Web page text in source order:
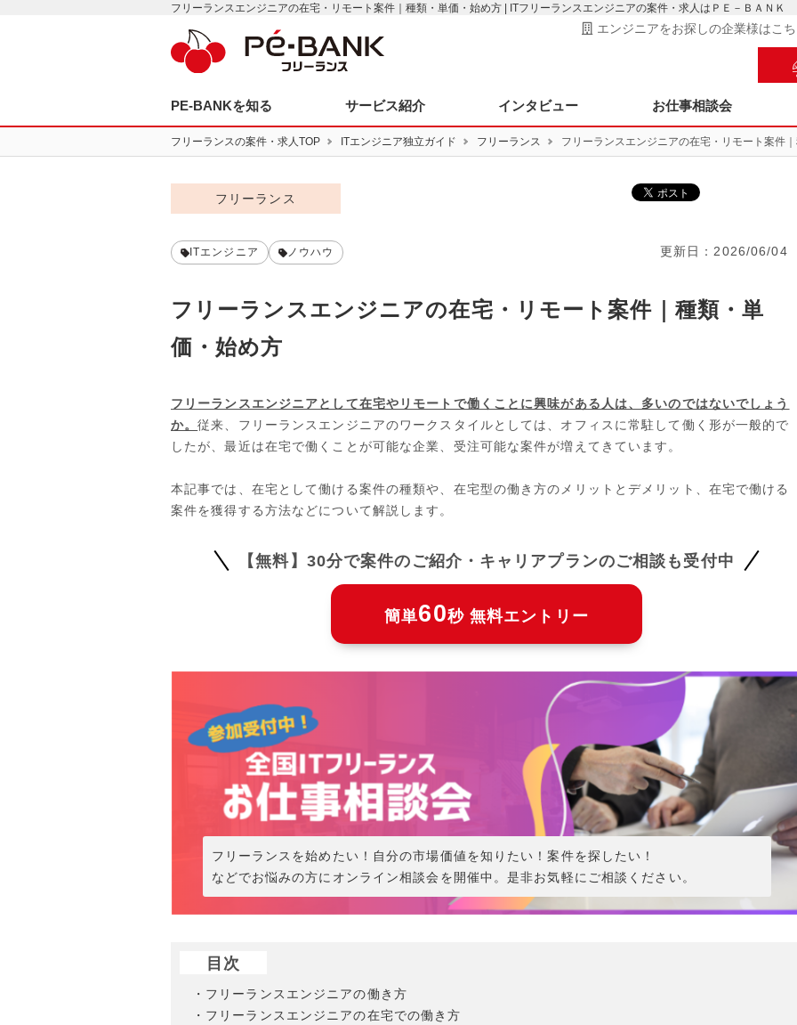
フリーランスエンジニアの在宅・リモート案件｜種類・単価・始め方 | ITフリーランスエンジニアの案件・求人はＰＥ－ＢＡＮＫ
エンジニアをお探しの企業様はこ
PE-BANKを知る サービス紹介 インタビュー お仕事相談会
フリーランスの案件・求人TOP ITエンジニア独立ガイド フリーランス フリーランスエンジニアの在宅・リモート案件
フリーランス
ITエンジニア ノウハウ 更新日： 2026/06/04
フリーランスエンジニアの在宅・リモート案件｜種類・単
価・始め方
フリーランスエンジニアとして在宅やリモートで働くことに興味がある人は、多いのではないでしょう
か。従来、フリーランスエンジニアのワークスタイルとしては、オフィスに常駐して働く形が一般的で
したが、最近は在宅で働くことが可能な企業、受注可能な案件が増えてきています。
本記事では、在宅として働ける案件の種類や、在宅型の働き方のメリットとデメリット、在宅で働ける
案件を獲得する方法などについて解説します。
【無料】30分で案件のご紹介・キャリアプランのご相談も受付中
簡単60秒 無料エントリー
フリーランスを始めたい！自分の市場価値を知りたい！案件を探したい！
などでお悩みの方にオンライン相談会を開催中。是非お気軽にご相談ください。
目次
・フリーランスエンジニアの働き方
・フリーランスエンジニアの在宅での働き方